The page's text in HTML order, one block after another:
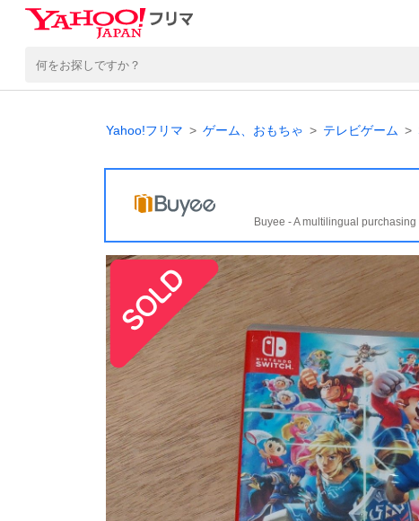
Yahoo!フリマ ゲーム、おもちゃ テレビゲーム
Buyee - A multilingual